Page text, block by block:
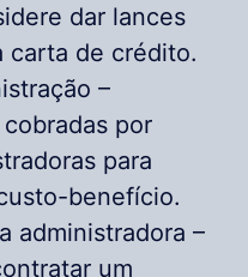
dar lances
carta de crédito.
–
por
para
benefício.
administradora –
um